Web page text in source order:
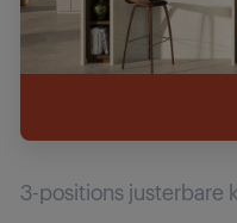
3-positions justerbare